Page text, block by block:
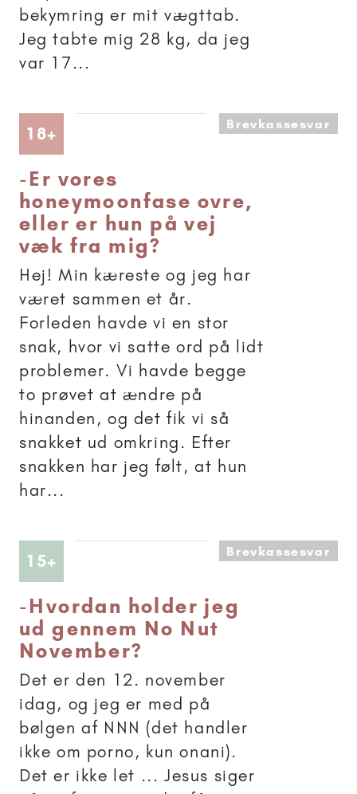
bekymring er mit vægttab.
Jeg tabte mig 28 kg, da jeg
var 17...
18+ Artikler anbefalet til 18+Brevkassesvar
-Er vores
honeymoonfase ovre,
eller er hun på vej
væk fra mig?
Hej! Min kæreste og jeg har
været sammen et år.
Forleden havde vi en stor
snak, hvor vi satte ord på lidt
problemer. Vi havde begge
to prøvet at ændre på
hinanden, og det fik vi så
snakket ud omkring. Efter
snakken har jeg følt, at hun
har...
15+ Artikler anbefalet til 15+Brevkassesvar
-Hvordan holder jeg
ud gennem No Nut
November?
Det er den 12. november
idag, og jeg er med på
bølgen af NNN (det handler
ikke om porno, kun onani).
Det er ikke let ... Jesus siger